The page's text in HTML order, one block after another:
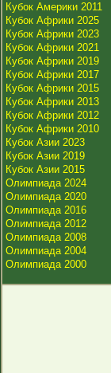
Кубок Америки 2011
Кубок Африки 2025
Кубок Африки 2023
Кубок Африки 2021
Кубок Африки 2019
Кубок Африки 2017
Кубок Африки 2015
Кубок Африки 2013
Кубок Африки 2012
Кубок Африки 2010
Кубок Азии 2023
Кубок Азии 2019
Кубок Азии 2015
Олимпиада 2024
Олимпиада 2020
Олимпиада 2016
Олимпиада 2012
Олимпиада 2008
Олимпиада 2004
Олимпиада 2000